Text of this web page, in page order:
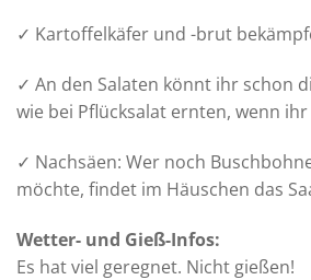
✓ Kartoffelkäfer und -brut
✓ An den Salaten könnt ihr schon
wie bei Pflücksalat ernten, wenn
✓ Nachsäen: Wer noch
möchte, findet im Häuschen das
Wetter- und Gieß-Infos:
Es hat viel geregnet. Nicht gießen!